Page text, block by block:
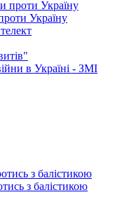
Україну
в Україні - ЗМІ
з балістикою